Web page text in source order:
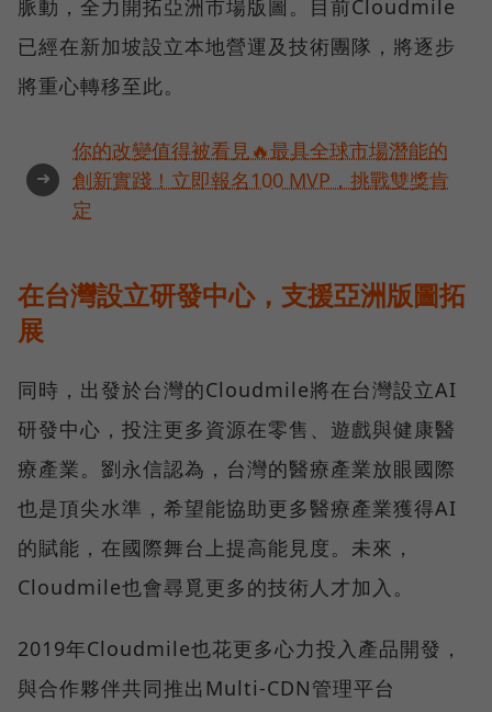
脈動，全力開拓亞洲市場版圖。目前Cloudmile
已經在新加坡設立本地營運及技術團隊，將逐步
將重心轉移至此。
➜
你的改變值得被看見🔥最具全球市場潛能的
創新實踐！立即報名100 MVP，挑戰雙獎肯
定
在台灣設立研發中心，支援亞洲版圖拓
展
同時，出發於台灣的Cloudmile將在台灣設立AI
研發中心，投注更多資源在零售、遊戲與健康醫
療產業。劉永信認為，台灣的醫療產業放眼國際
也是頂尖水準，希望能協助更多醫療產業獲得AI
的賦能，在國際舞台上提高能見度。未來，
Cloudmile也會尋覓更多的技術人才加入。
2019年Cloudmile也花更多心力投入產品開發，
與合作夥伴共同推出Multi-CDN管理平台